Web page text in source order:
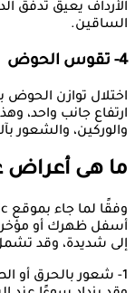
الأرداف يعيق تدفق
الساقين.
4- تقوس الحوض
اختلال توازن
ارتفاع جانب واحد،
والوركين، والشعور
ما هى أعراض
أسفل ظهرك أو
إلى شديدة، وقد
1- شعور بالحرق أو